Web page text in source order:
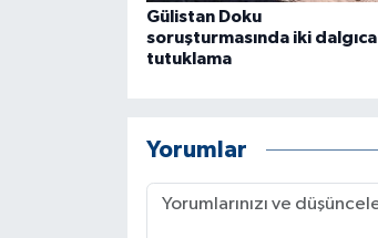
Gülistan Doku
soruşturmasında iki dalgıca
tutuklama
Yorumlar